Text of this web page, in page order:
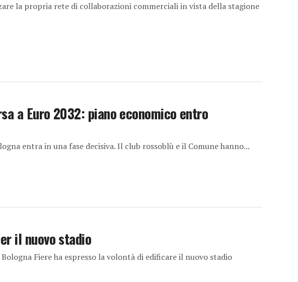
la propria rete di collaborazioni commerciali in vista della stagione
a Euro 2032: piano economico entro
entra in una fase decisiva. Il club rossoblù e il Comune hanno...
il nuovo stadio
Fiere ha espresso la volontà di edificare il nuovo stadio